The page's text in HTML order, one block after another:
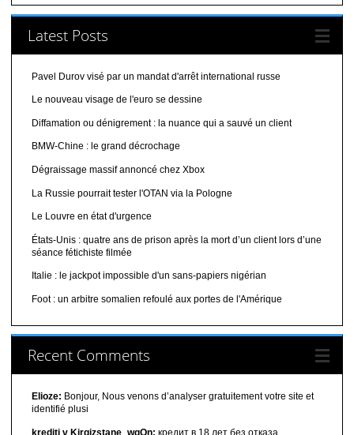
Latest Posts
Pavel Durov visé par un mandat d'arrêt international russe
Le nouveau visage de l'euro se dessine
Diffamation ou dénigrement : la nuance qui a sauvé un client
BMW-Chine : le grand décrochage
Dégraissage massif annoncé chez Xbox
La Russie pourrait tester l'OTAN via la Pologne
Le Louvre en état d'urgence
États-Unis : quatre ans de prison après la mort d’un client lors d’une
séance fétichiste filmée
Italie : le jackpot impossible d'un sans-papiers nigérian
Foot : un arbitre somalien refoulé aux portes de l'Amérique
Recent Comments
Elioze: Bonjour, Nous venons d’analyser gratuitement votre site et
identifié plusi
krediti v Kirgizstane_wgOn: кредит в 18 лет без отказа